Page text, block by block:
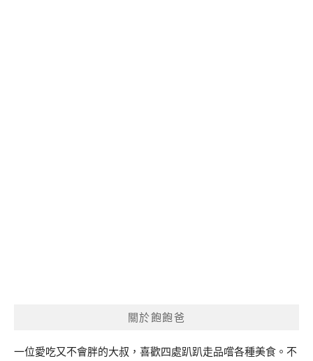
關於飽飽爸
一位愛吃又不會胖的大叔，喜歡四處趴趴走品嚐各種美食。不